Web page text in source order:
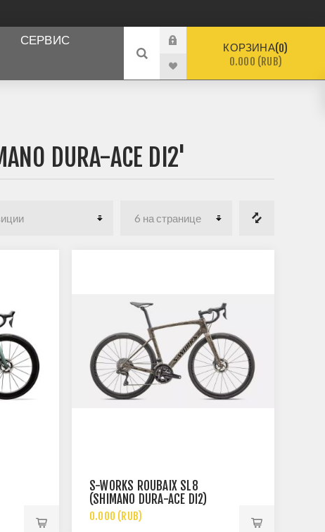
СЕРВИС
КОРЗИНА 0
0.000 (RUB)
DURA-ACE DI2'
S-WORKS ROUBAIX SL8
(SHIMANO DURA-ACE DI2)
0.000 (RUB)